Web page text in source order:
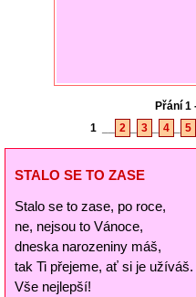
Přání 1
1
2 3 4 5
STALO SE TO ZASE
Stalo se to zase, po roce,
ne, nejsou to Vánoce,
dneska narozeniny máš,
tak Ti přejeme, ať si je užíváš.
Vše nejlepší!